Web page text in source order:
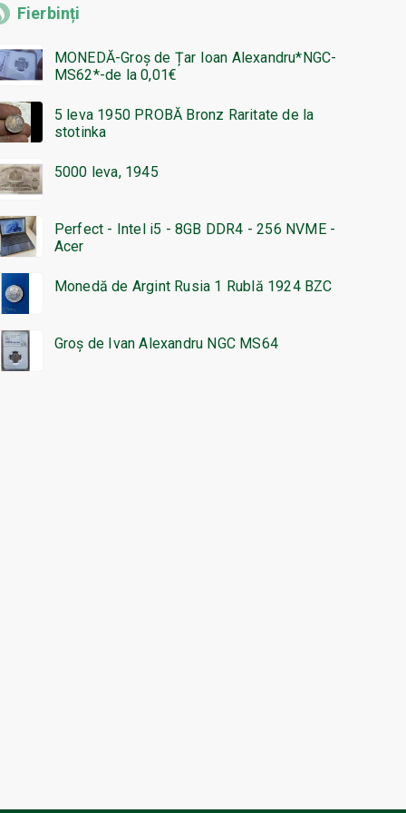
Fierbinți
MONEDĂ-Groș de Țar Ioan Alexandru*NGC-
MS62*-de la 0,01€
5 leva 1950 PROBĂ Bronz Raritate de la
stotinka
5000 leva, 1945
Perfect - Intel i5 - 8GB DDR4 - 256 NVME -
Acer
Monedă de Argint Rusia 1 Rublă 1924 BZC
Groș de Ivan Alexandru NGC MS64